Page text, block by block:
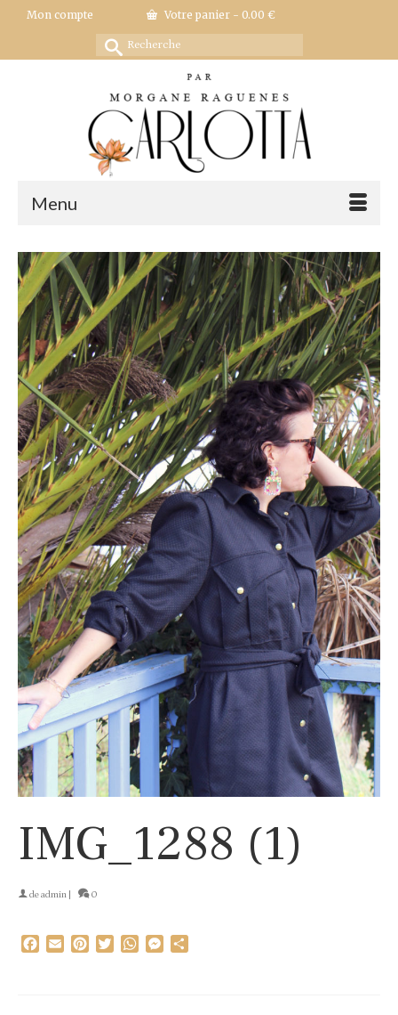
Mon compte Votre panier - 0.00 €
Rechercher :
Menu
IMG_1288 (1)
deadmin 0
Facebook
EmailPinterestTwitterWhatsAppMessenger